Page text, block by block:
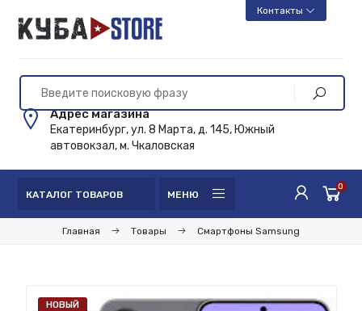
Контакты
Адрес магазина
Екатеринбург, ул. 8 Марта, д. 145, Южный
автовокзал, м. Чкаловская
КАТАЛОГ ТОВАРОВ МЕНЮ
0
Главная Товары Смартфоны Samsung
НОВЫЙ